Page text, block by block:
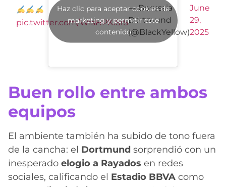
pic.twitter.com/WfsHPKISr5
— Borussia
Dortmund
(@BlackYellow)
June
29,
2025
Haz clic para aceptar cookies de
marketing y permitir este
contenido
Buen rollo entre ambos
equipos
El ambiente también ha subido de tono fuera
de la cancha: el Dortmund sorprendió con un
inesperado elogio a Rayados en redes
sociales, calificando el Estadio BBVA como